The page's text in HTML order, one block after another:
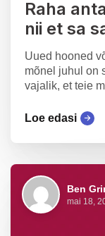
Raha
nii et sa
Uued hooned
mõnel juhul on
vajalik, et teie
Loe edasi
Ben
mai 18,